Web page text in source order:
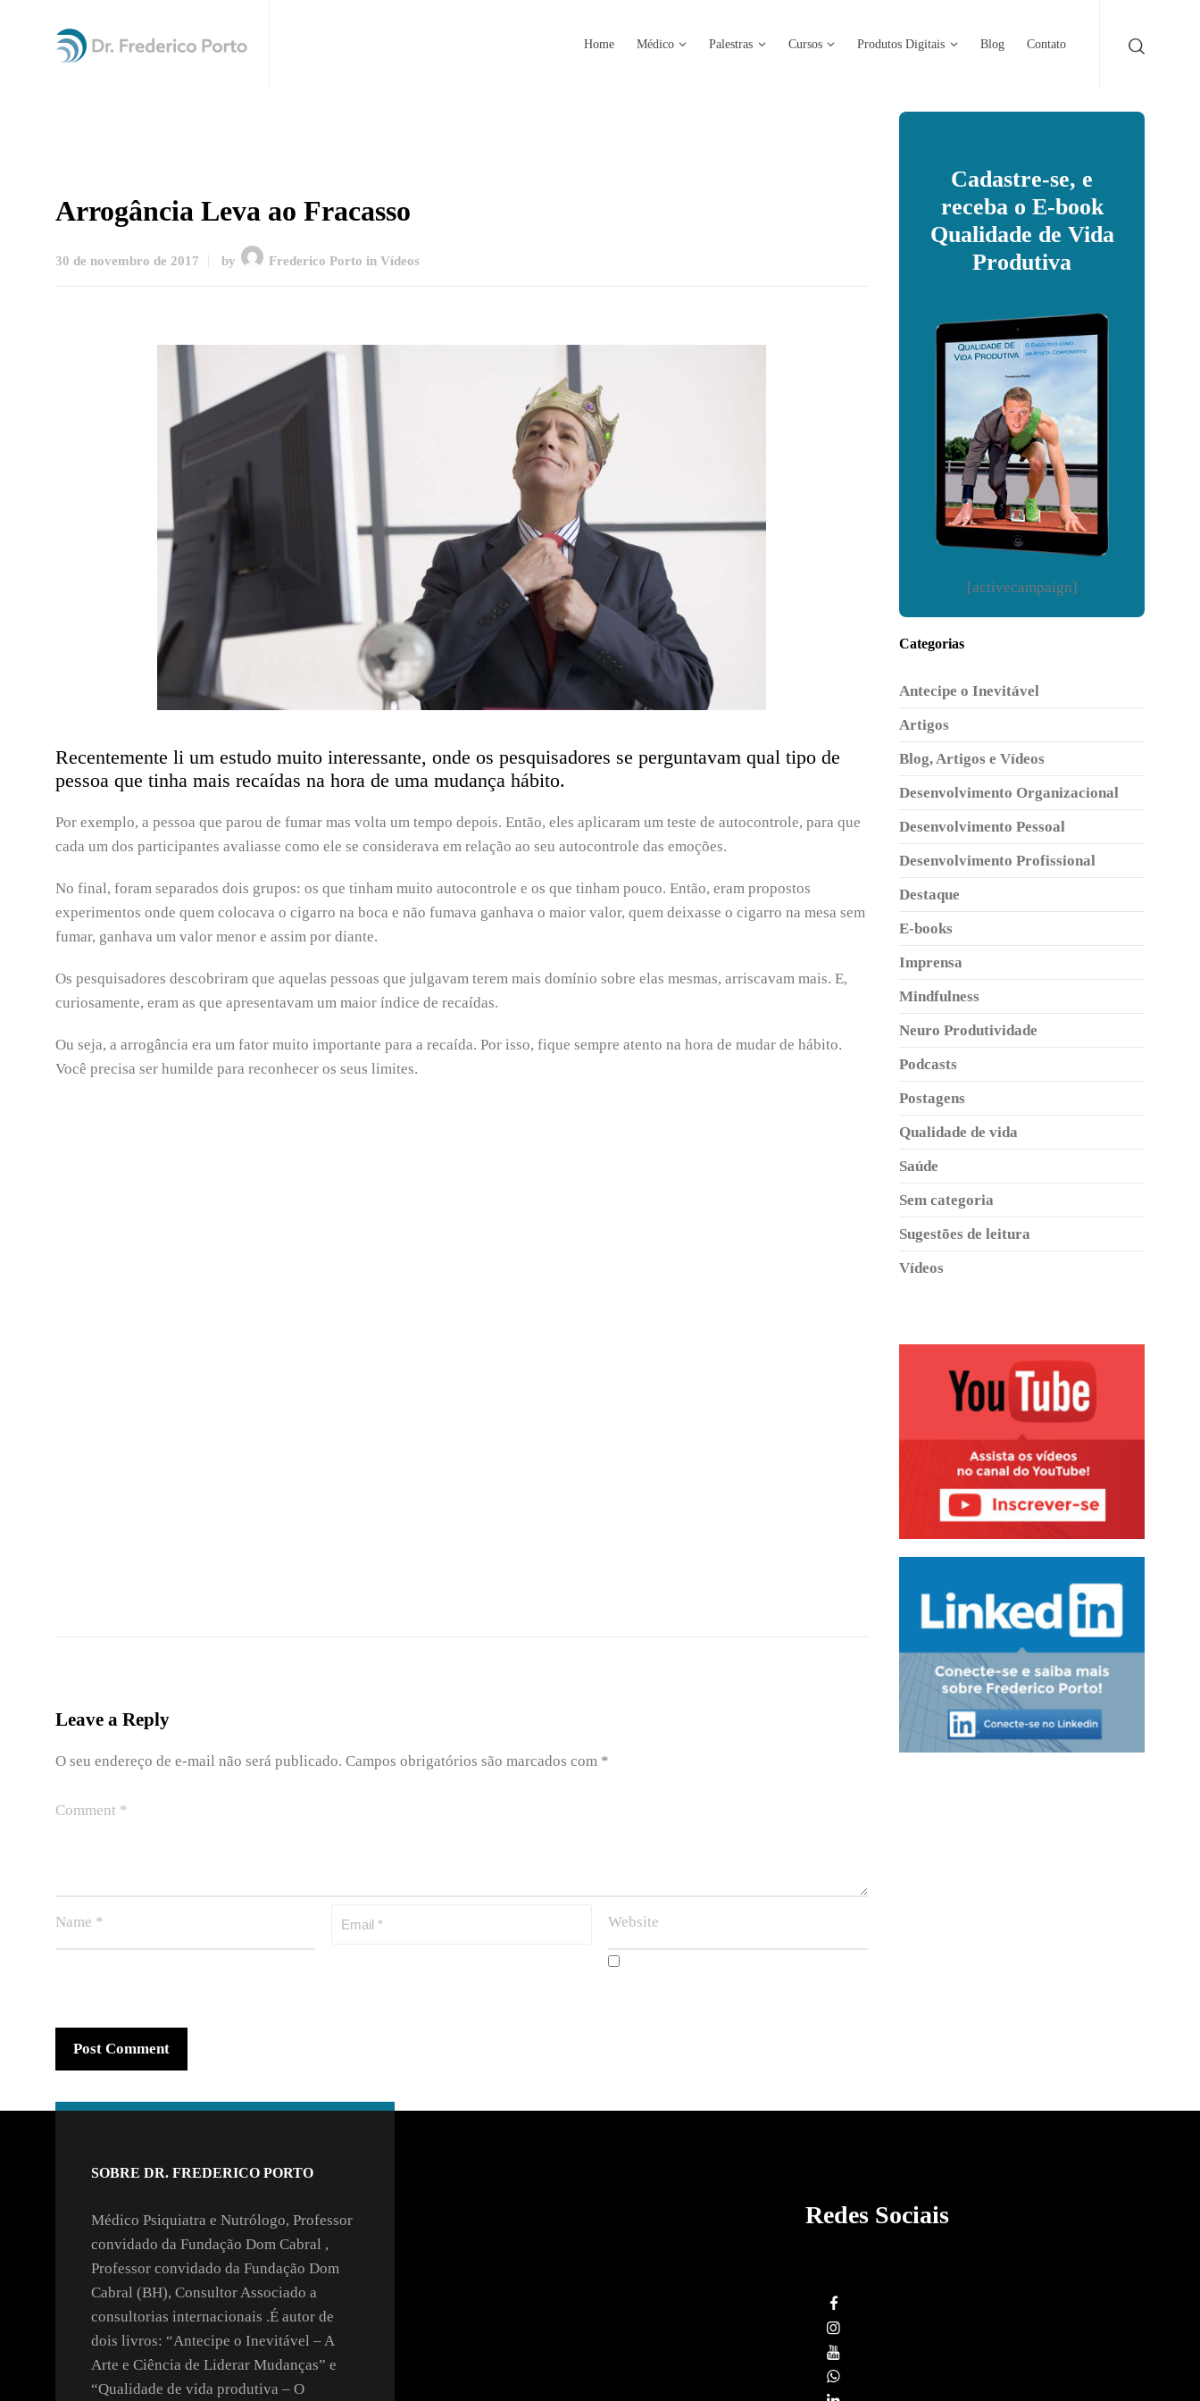
Home Médico Palestras Cursos Produtos Digitais Blog Contato
Arrogância Leva ao Fracasso
30 de novembro de 2017 by Frederico Porto in Vídeos
Recentemente li um estudo muito interessante, onde os pesquisadores se perguntavam qual tipo de
pessoa que tinha mais recaídas na hora de uma mudança hábito.
Por exemplo, a pessoa que parou de fumar mas volta um tempo depois. Então, eles aplicaram um teste de autocontrole, para que
cada um dos participantes avaliasse como ele se considerava em relação ao seu autocontrole das emoções.
No final, foram separados dois grupos: os que tinham muito autocontrole e os que tinham pouco. Então, eram propostos
experimentos onde quem colocava o cigarro na boca e não fumava ganhava o maior valor, quem deixasse o cigarro na mesa sem
fumar, ganhava um valor menor e assim por diante.
Os pesquisadores descobriram que aquelas pessoas que julgavam terem mais domínio sobre elas mesmas, arriscavam mais. E,
curiosamente, eram as que apresentavam um maior índice de recaídas.
Ou seja, a arrogância era um fator muito importante para a recaída. Por isso, fique sempre atento na hora de mudar de hábito.
Você precisa ser humilde para reconhecer os seus limites.
Leave a Reply
O seu endereço de e-mail não será publicado. Campos obrigatórios são marcados com *
Cadastre-se, e
receba o E-book
Qualidade de Vida
Produtiva
[activecampaign]
Categorias
Antecipe o Inevitável
Artigos
Blog, Artigos e Vídeos
Desenvolvimento Organizacional
Desenvolvimento Pessoal
Desenvolvimento Profissional
Destaque
E-books
Imprensa
Mindfulness
Neuro Produtividade
Podcasts
Postagens
Qualidade de vida
Saúde
Sem categoria
Sugestões de leitura
Vídeos
SOBRE DR. FREDERICO PORTO
Médico Psiquiatra e Nutrólogo, Professor
convidado da Fundação Dom Cabral ,
Professor convidado da Fundação Dom
Cabral (BH), Consultor Associado a
consultorias internacionais .É autor de
dois livros: “Antecipe o Inevitável – A
Arte e Ciência de Liderar Mudanças” e
“Qualidade de vida produtiva – O
Redes Sociais